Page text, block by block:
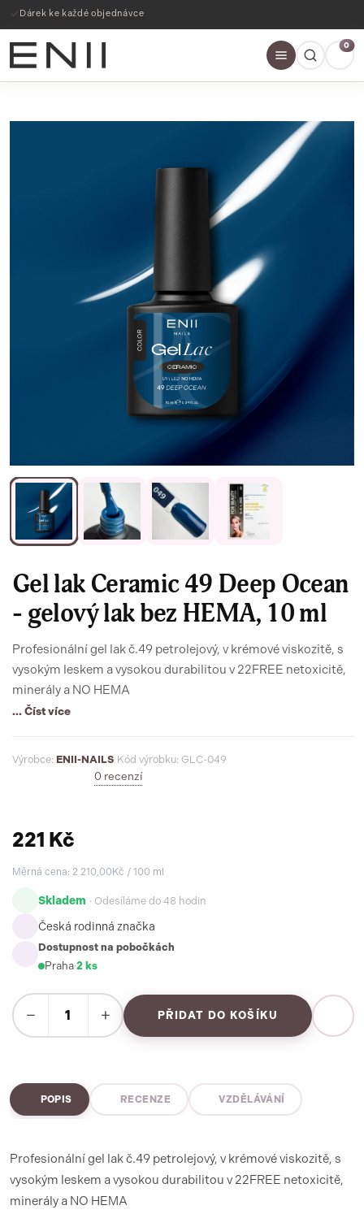
Dárek ke každé objednávce
0
Gel lak Ceramic 49 Deep Ocean
- gelový lak bez HEMA, 10 ml
Profesionální gel lak č.49 petrolejový, v krémové viskozitě, s
vysokým leskem a vysokou durabilitou v 22FREE netoxicitě,
minerály a NO HEMA
... Číst více
Výrobce: ENII-NAILS Kód výrobku: GLC-049
0 recenzí
221 Kč
Měrná cena: 2 210,00Kč / 100 ml
Skladem · Odesíláme do 48 hodin
Česká rodinná značka
Dostupnost na pobočkách
Praha·2 ks
− + PŘIDAT DO KOŠÍKU
POPIS RECENZE VZDĚLÁVÁNÍ
Profesionální gel lak č.49 petrolejový, v krémové viskozitě, s
vysokým leskem a vysokou durabilitou v 22FREE netoxicitě,
minerály a NO HEMA